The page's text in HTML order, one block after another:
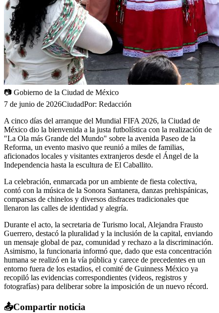
📷 Gobierno de la Ciudad de México
7 de junio de 2026CiudadPor: Redacción
A cinco días del arranque del Mundial FIFA 2026, la Ciudad de
México dio la bienvenida a la justa futbolística con la realización de
"La Ola más Grande del Mundo" sobre la avenida Paseo de la
Reforma, un evento masivo que reunió a miles de familias,
aficionados locales y visitantes extranjeros desde el Ángel de la
Independencia hasta la escultura de El Caballito.
La celebración, enmarcada por un ambiente de fiesta colectiva,
contó con la música de la Sonora Santanera, danzas prehispánicas,
comparsas de chinelos y diversos disfraces tradicionales que
llenaron las calles de identidad y alegría.
​Durante el acto, la secretaria de Turismo local, Alejandra Frausto
Guerrero, destacó la pluralidad y la inclusión de la capital, enviando
un mensaje global de paz, comunidad y rechazo a la discriminación.
Asimismo, la funcionaria informó que, dado que esta concentración
humana se realizó en la vía pública y carece de precedentes en un
entorno fuera de los estadios, el comité de Guinness México ya
recopiló las evidencias correspondientes (videos, registros y
fotografías) para deliberar sobre la imposición de un nuevo récord.
📤Compartir noticia